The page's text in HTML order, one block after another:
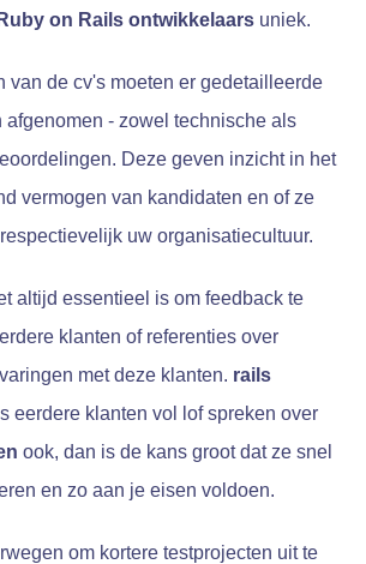
Ruby on Rails ontwikkelaars uniek.
van de cv's moeten er gedetailleerde
afgenomen - zowel technische als
Deze geven inzicht in het
vermogen van kandidaten en of ze
uw organisatiecultuur.
altijd essentieel is om feedback te
klanten of referenties over
met deze klanten. rails
eerdere klanten vol lof spreken over
ook, dan is de kans groot dat ze snel
en zo aan je eisen voldoen.
om kortere testprojecten uit te